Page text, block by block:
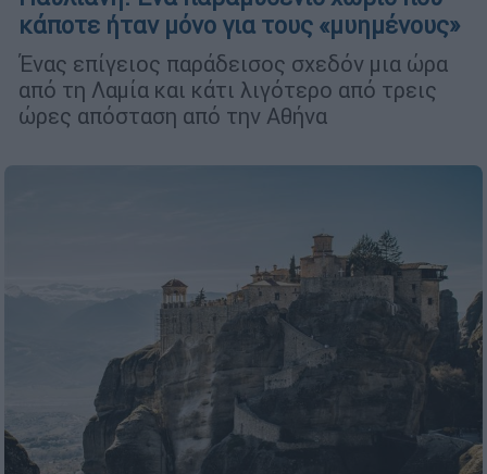
κάποτε ήταν μόνο για τους «μυημένους»
Ένας επίγειος παράδεισος σχεδόν μια ώρα
από τη Λαμία και κάτι λιγότερο από τρεις
ώρες απόσταση από την Αθήνα